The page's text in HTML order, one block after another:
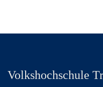
Volkshochschule